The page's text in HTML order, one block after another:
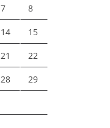
7 8
14 15
21 22
28 29